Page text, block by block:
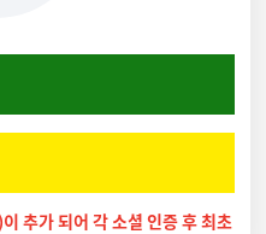
추가 되어 각 소셜 인증 후 최초